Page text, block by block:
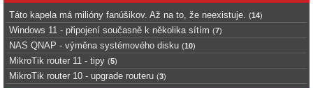
Táto kapela má milióny fanúšikov. Až na to, že neexistuje. (14)
Windows 11 - připojení současně k několika sítím (7)
NAS QNAP - výměna systémového disku (10)
MikroTik router 11 - tipy (5)
MikroTik router 10 - upgrade routeru (3)